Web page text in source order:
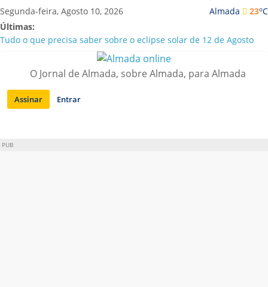
Saltar
para
conteúdo
Almada 23oC
Segunda-feira, Agosto 10, 2026
Últimas:
Tudo o que precisa saber sobre o eclipse solar de 12 de Agosto
Caparica | Orchestra GMO traz “Música sem Fronteiras” a Porto
Laranjeiro | Detido por tráfico de droga e posse de arma proibida
A “crise” da água em Almada: ilações e ensinamentos necessários
para o futuro
O Jornal de Almada, sobre Almada, para Almada
Assinar Entrar
PUB